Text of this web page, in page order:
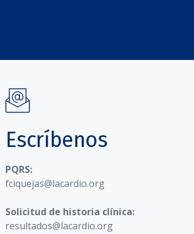
Escríbenos
PQRS:
fciquejas@lacardio.org
Solicitud de historia clínica:
resultados@lacardio.org